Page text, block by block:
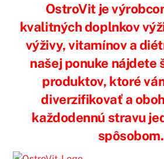
OstroVit je
kvalitných doplnkov
výživy, vitamínov a
našej ponuke nájdete
produktov, ktoré
diverzifikovať a
každodennú stravu
spôsobom.